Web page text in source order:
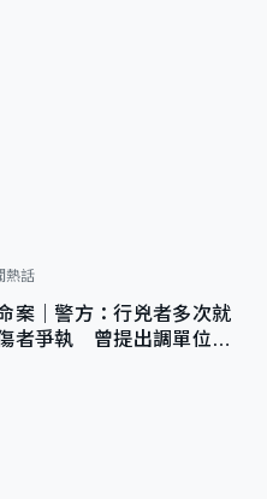
熱話
案｜警方：行兇者多次就
者爭執 曾提出調單位已